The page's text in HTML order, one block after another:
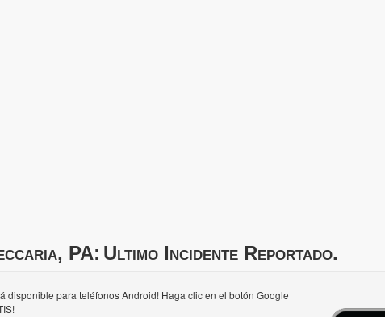
PA: Ultimo Incidente Reportado.
disponible para teléfonos Android! Haga clic en el botón Google